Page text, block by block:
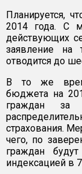
Планируется,
2014 года. С
действующих
заявление на
отводится до
В то же
бюджета на
граждан за
страхования.
чего, по
граждан
индексацией в